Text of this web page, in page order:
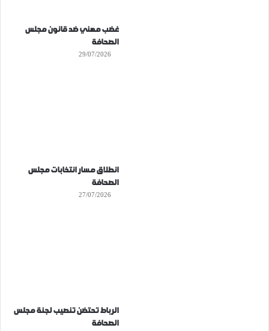
غضب مهني ضد قانون مجلس
الصحافة
29/07/2026
انطلاق مسار انتخابات مجلس
الصحافة
27/07/2026
الرباط تحتضن تنصيب لجنة مجلس
الصحافة